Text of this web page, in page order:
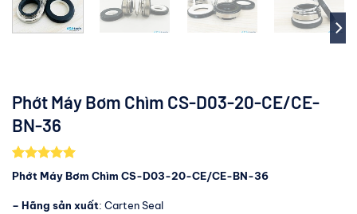
Phớt Máy Bơm Chìm CS-D03-20-CE/CE-
BN-36
5.00trên 5
dựa trên
2
Phớt Máy Bơm Chìm CS-D03-20-CE/CE-BN-36
– Hãng sản xuất: Carten Seal